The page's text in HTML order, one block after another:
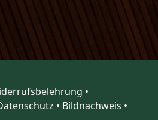
•
• Bildnachweis •